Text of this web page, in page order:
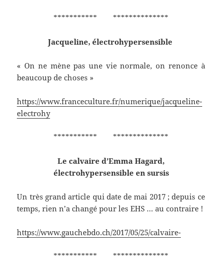
*********** **************
Jacqueline, électrohypersensible
« On ne mène pas une vie normale, on renonce à
beaucoup de choses »
https://www.franceculture.fr/numerique/jacqueline-
electrohy
*********** **************
Le calvaire d’Emma Hagard,
électrohypersensible en sursis
Un très grand article qui date de mai 2017 ; depuis ce
temps, rien n’a changé pour les EHS … au contraire !
https://www.gauchebdo.ch/2017/05/25/calvaire-
*********** **************